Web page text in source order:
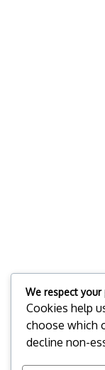
We respect your
Cookies help
choose which
decline non-